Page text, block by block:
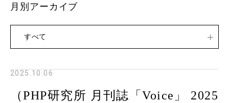
2025.10.06
（PHP研究所 月刊誌「Voice」 2025
月別アーカイブ
すべて